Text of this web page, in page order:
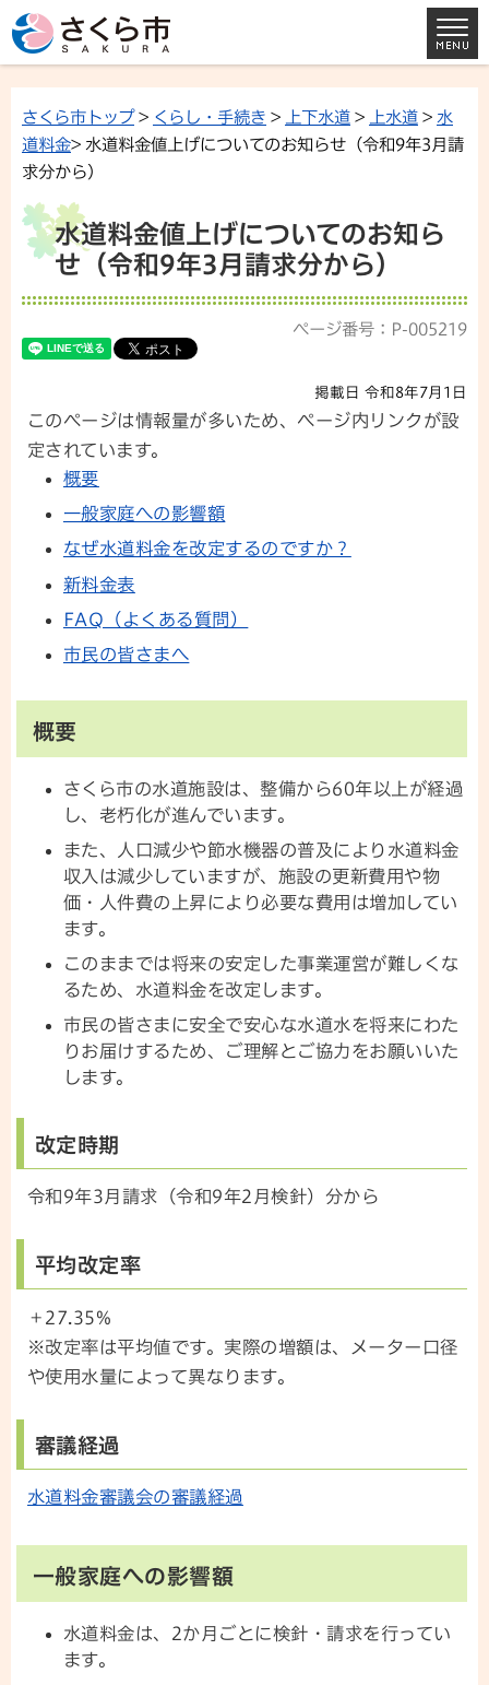
さくら市トップ> くらし・手続き > 上下水道 > 上水道 > 水
道料金> 水道料金値上げについてのお知らせ（令和9年3月請
求分から）
水道料金値上げについてのお知ら
せ（令和9年3月請求分から）
ページ番号：P-005219
掲載日 令和8年7月1日
このページは情報量が多いため、ページ内リンクが設
定されています。
概要
一般家庭への影響額
なぜ水道料金を改定するのですか？
新料金表
FAQ（よくある質問）
市民の皆さまへ
概要
さくら市の水道施設は、整備から60年以上が経過
し、老朽化が進んでいます。
また、人口減少や節水機器の普及により水道料金
収入は減少していますが、施設の更新費用や物
価・人件費の上昇により必要な費用は増加してい
ます。
このままでは将来の安定した事業運営が難しくな
るため、水道料金を改定します。
市民の皆さまに安全で安心な水道水を将来にわた
りお届けするため、ご理解とご協力をお願いいた
します。
改定時期
令和9年3月請求（令和9年2月検針）分から
平均改定率
＋27.35%
※改定率は平均値です。実際の増額は、メーター口径
や使用水量によって異なります。
審議経過
水道料金審議会の審議経過
一般家庭への影響額
水道料金は、2か月ごとに検針・請求を行ってい
ます。